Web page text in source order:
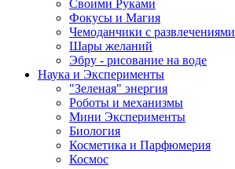
Своими Руками
Фокусы и Магия
Чемоданчики с развлечениями
Шары желаний
Эбру - рисование на воде
Наука и Эксперименты
"Зеленая" энергия
Роботы и механизмы
Мини Эксперименты
Биология
Косметика и Парфюмерия
Космос